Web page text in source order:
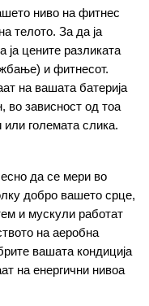
ниво на фитнес
телото. За да ја
ја цените разликата
и фитнесот.
на вашата батерија
во зависност од тоа
или големата слика.
да се мери во
добро вашето срце,
и мускули работат
на аеробна
вашата кондиција
на енергични нивоа